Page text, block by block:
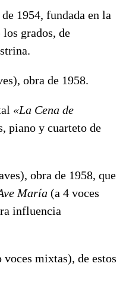
1954, fundada en la
grados, de
obra de 1958.
«La Cena de
piano y cuarteto de
obra de 1958, que
María (a 4 voces
influencia
voces mixtas), de estos